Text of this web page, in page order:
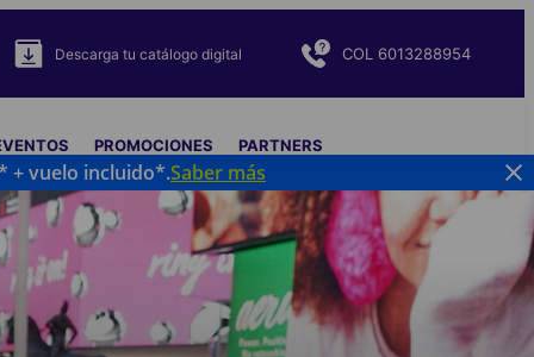
Descarga tu catálogo digital COL 6013288954
PROMOCIONES PARTNERS
+ vuelo incluido*.Saber más